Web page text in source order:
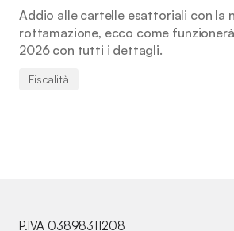
Addio alle cartelle esattoriali con la
rottamazione, ecco come
2026 con tutti i dettagli.
Fiscalità
P.IVA 03898311208